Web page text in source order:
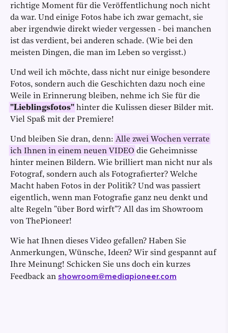
richtige Moment für die Veröffentlichung noch nicht
da war. Und einige Fotos habe ich zwar gemacht, sie
aber irgendwie direkt wieder vergessen - bei manchen
ist das verdient, bei anderen schade. (Wie bei den
meisten Dingen, die man im Leben so vergisst.)
Und weil ich möchte, dass nicht nur einige besondere
Fotos, sondern auch die Geschichten dazu noch eine
Weile in Erinnerung bleiben, nehme ich Sie für die
"Lieblingsfotos" hinter die Kulissen dieser Bilder mit.
Viel Spaß mit der Premiere!
Und bleiben Sie dran, denn: Alle zwei Wochen verrate
ich Ihnen in einem neuen VIDEO die Geheimnisse
hinter meinen Bildern. Wie brilliert man nicht nur als
Fotograf, sondern auch als Fotografierter? Welche
Macht haben Fotos in der Politik? Und was passiert
eigentlich, wenn man Fotografie ganz neu denkt und
alte Regeln "über Bord wirft"? All das im Showroom
von ThePioneer!
Wie hat Ihnen dieses Video gefallen? Haben Sie
Anmerkungen, Wünsche, Ideen? Wir sind gespannt auf
Ihre Meinung! Schicken Sie uns doch ein kurzes
Feedback an showroom@mediapioneer.com